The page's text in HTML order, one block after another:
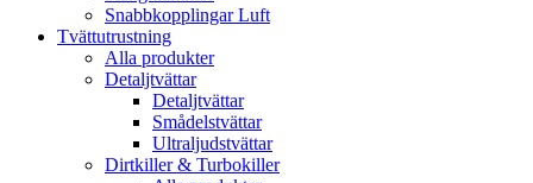
Snabbkopplingar Luft
Tvättutrustning
Alla produkter
Detaljtvättar
Detaljtvättar
Smådelstvättar
Ultraljudstvättar
Dirtkiller & Turbokiller